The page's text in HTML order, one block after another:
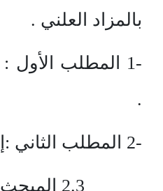
بالمزاد العلني .
-1 المطلب الأول
.
-2 المطلب الثاني :إعادة البيع .
2.3